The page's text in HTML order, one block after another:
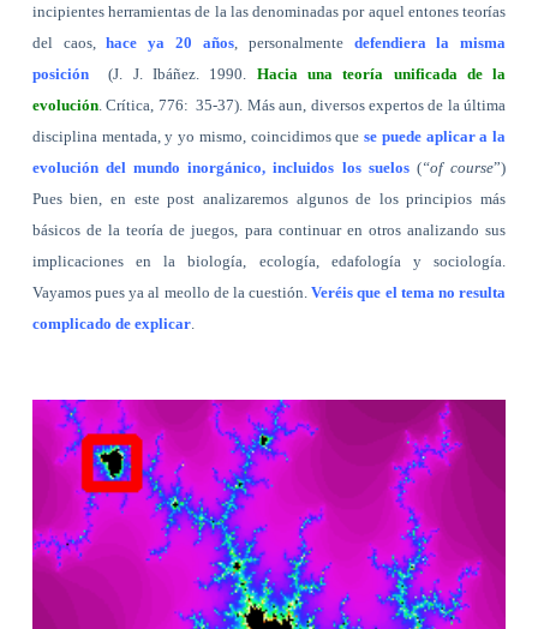
incipientes herramientas de la las denominadas por aquel entones teorías
del caos,hace ya 20 años, personalmente defendiera la misma
posición
(J. J. Ibáñez. 1990. Hacia una teoría unificada de la
evolución. Crítica, 776: 35-37). Más aun, diversos expertos de la última
disciplina mentada, y yo mismo, coincidimos quese puede aplicar a la
evolución del mundo inorgánico, incluidos los suelos(“of course”)
Pues bien, en este post analizaremos algunos de los principios más
básicos de la teoría de juegos, para continuar en otros analizando sus
implicaciones en la biología, ecología, edafología y sociología.
Vayamos pues ya al meollo de la cuestión.Veréis que el tema no resulta
complicado de explicar.